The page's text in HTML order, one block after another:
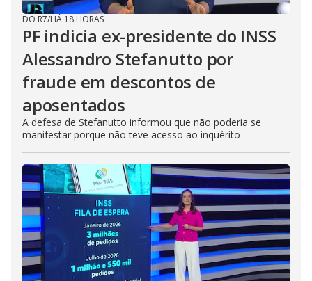
DO R7/HÁ 18 HORAS
PF indicia ex-presidente do INSS
Alessandro Stefanutto por
fraude em descontos de
aposentados
A defesa de Stefanutto informou que não poderia se
manifestar porque não teve acesso ao inquérito